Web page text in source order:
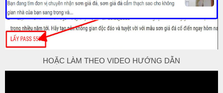
HOẶC LÀM THEO VIDEO HƯỚNG DẪN